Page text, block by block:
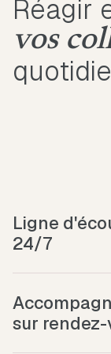
Réagir
vos
Ligne
24/7
expérimentés,
soutien
sur rendez-